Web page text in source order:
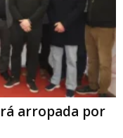
arropada por